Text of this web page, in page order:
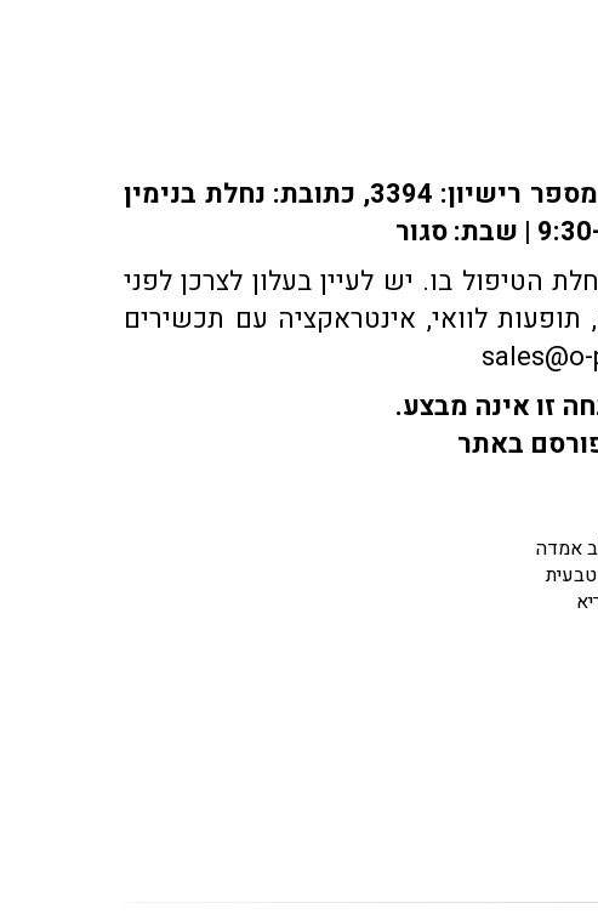
אתר או-פארם מופעל על ידי בית מרקחת אופיר, רוקח אחראי: אלברט מוראדי מספר רישיון: 3394, כתובת: ​נחלת בנימין
הטיפול בו. יש לעיין בעלון לצרכן לפני
לוואי, אינטראקציה עם תכשירים
זו אינה מבצע.
באתר
אמדה